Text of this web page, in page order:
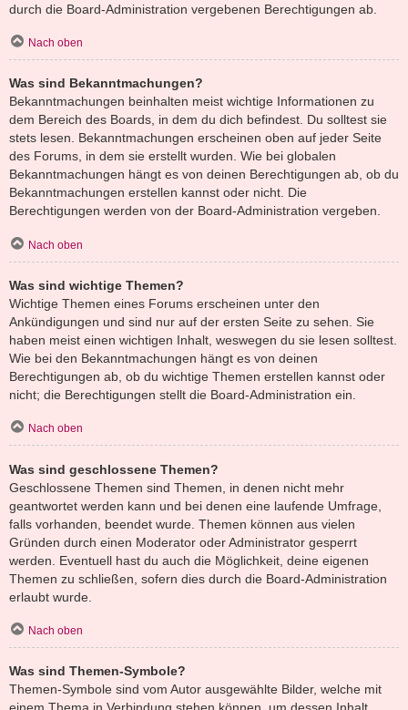
durch die Board-Administration vergebenen Berechtigungen ab.
Nach oben
Was sind Bekanntmachungen?
Bekanntmachungen beinhalten meist wichtige Informationen zu
dem Bereich des Boards, in dem du dich befindest. Du solltest sie
stets lesen. Bekanntmachungen erscheinen oben auf jeder Seite
des Forums, in dem sie erstellt wurden. Wie bei globalen
Bekanntmachungen hängt es von deinen Berechtigungen ab, ob du
Bekanntmachungen erstellen kannst oder nicht. Die
Berechtigungen werden von der Board-Administration vergeben.
Nach oben
Was sind wichtige Themen?
Wichtige Themen eines Forums erscheinen unter den
Ankündigungen und sind nur auf der ersten Seite zu sehen. Sie
haben meist einen wichtigen Inhalt, weswegen du sie lesen solltest.
Wie bei den Bekanntmachungen hängt es von deinen
Berechtigungen ab, ob du wichtige Themen erstellen kannst oder
nicht; die Berechtigungen stellt die Board-Administration ein.
Nach oben
Was sind geschlossene Themen?
Geschlossene Themen sind Themen, in denen nicht mehr
geantwortet werden kann und bei denen eine laufende Umfrage,
falls vorhanden, beendet wurde. Themen können aus vielen
Gründen durch einen Moderator oder Administrator gesperrt
werden. Eventuell hast du auch die Möglichkeit, deine eigenen
Themen zu schließen, sofern dies durch die Board-Administration
erlaubt wurde.
Nach oben
Was sind Themen-Symbole?
Themen-Symbole sind vom Autor ausgewählte Bilder, welche mit